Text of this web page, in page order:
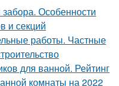
Особенности
и секций
работы. Частные
для ванной. Рейтинг
комнаты на 2022